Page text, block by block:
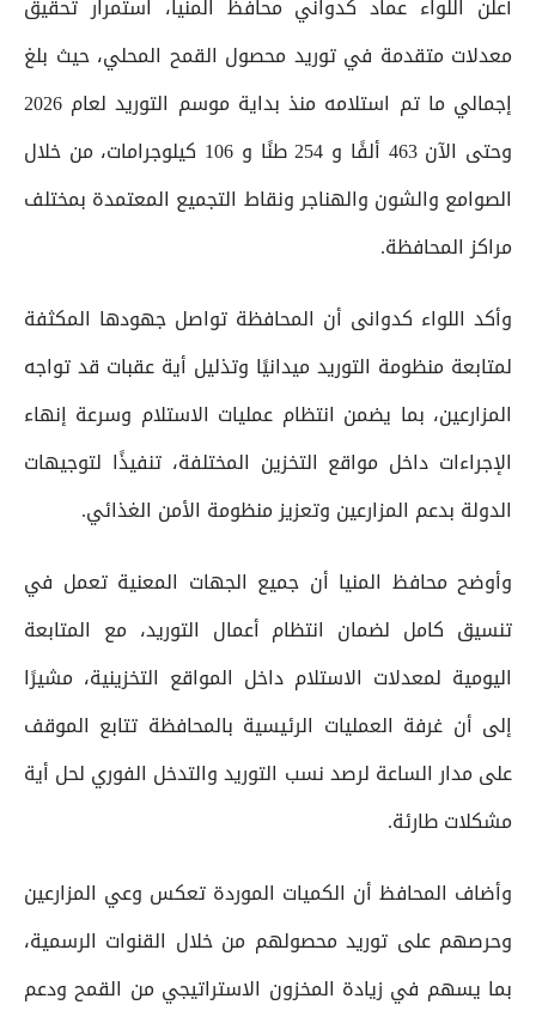
أعلن اللواء عماد كدواني محافظ المنيا، استمرار تحقيق
معدلات متقدمة في توريد محصول القمح المحلي، حيث بلغ
إجمالي ما تم استلامه منذ بداية موسم التوريد لعام 2026
وحتى الآن 463 ألفًا و 254 طنًا و 106 كيلوجرامات، من خلال
الصوامع والشون والهناجر ونقاط التجميع المعتمدة بمختلف
مراكز المحافظة.
وأكد اللواء كدوانى أن المحافظة تواصل جهودها المكثفة
لمتابعة منظومة التوريد ميدانيًا وتذليل أية عقبات قد تواجه
المزارعين، بما يضمن انتظام عمليات الاستلام وسرعة إنهاء
الإجراءات داخل مواقع التخزين المختلفة، تنفيذًا لتوجيهات
الدولة بدعم المزارعين وتعزيز منظومة الأمن الغذائي.
وأوضح محافظ المنيا أن جميع الجهات المعنية تعمل في
تنسيق كامل لضمان انتظام أعمال التوريد، مع المتابعة
اليومية لمعدلات الاستلام داخل المواقع التخزينية، مشيرًا
إلى أن غرفة العمليات الرئيسية بالمحافظة تتابع الموقف
على مدار الساعة لرصد نسب التوريد والتدخل الفوري لحل أية
مشكلات طارئة.
وأضاف المحافظ أن الكميات الموردة تعكس وعي المزارعين
وحرصهم على توريد محصولهم من خلال القنوات الرسمية،
بما يسهم في زيادة المخزون الاستراتيجي من القمح ودعم